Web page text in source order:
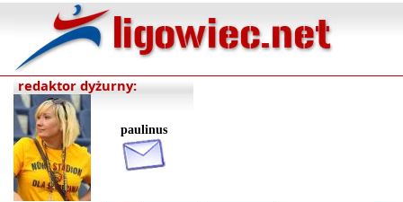
redaktor dyżurny:
paulinus